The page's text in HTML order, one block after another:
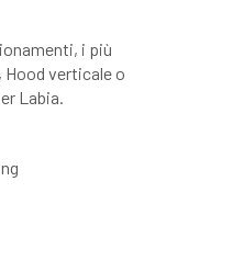
i più
verticale o
Labia.